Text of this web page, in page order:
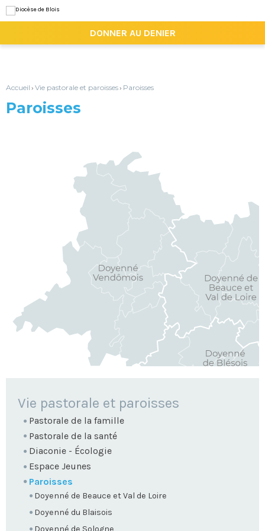
contenu.
la
personnels
DONNER AU DENIER
Accueil › Vie pastorale et paroisses› Paroisses
Paroisses
NAVIGATION
Vie pastorale et paroisses
Pastorale de la famille
Pastorale de la santé
Diaconie - Écologie
Espace Jeunes
Paroisses
Doyenné de Beauce et Val de Loire
Doyenné du Blaisois